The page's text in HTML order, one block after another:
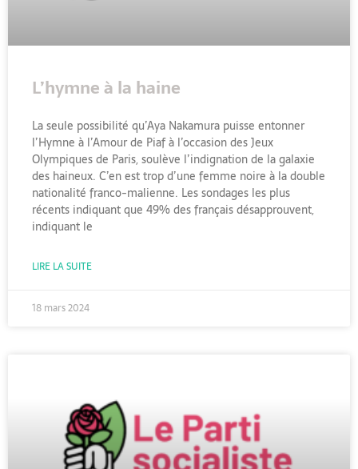
L’hymne à la haine
La seule possibilité qu’Aya Nakamura puisse entonner
l’Hymne à l’Amour de Piaf à l’occasion des Jeux
Olympiques de Paris, soulève l’indignation de la galaxie
des haineux. C’en est trop d’une femme noire à la double
nationalité franco-malienne. Les sondages les plus
récents indiquant que 49% des français désapprouvent,
indiquant le
LIRE LA SUITE
18 mars 2024